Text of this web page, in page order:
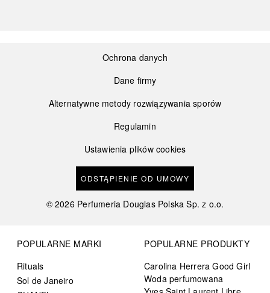
Ochrona danych
Dane firmy
Alternatywne metody rozwiązywania sporów
Regulamin
Ustawienia plików cookies
ODSTĄPIENIE OD UMOWY
©2026 Perfumeria Douglas Polska Sp. z o.o.
POPULARNE MARKI
Rituals
Sol de Janeiro
POPULARNE PRODUKTY
Carolina Herrera Good Girl
Woda perfumowana